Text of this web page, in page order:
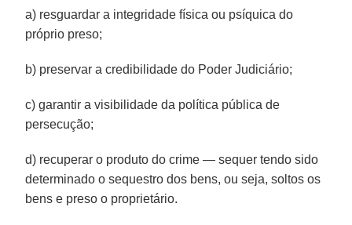
a) resguardar a integridade física ou psíquica do
próprio preso;
b) preservar a credibilidade do Poder Judiciário;
c) garantir a visibilidade da política pública de
persecução;
d) recuperar o produto do crime — sequer tendo sido
determinado o sequestro dos bens, ou seja, soltos os
bens e preso o proprietário.